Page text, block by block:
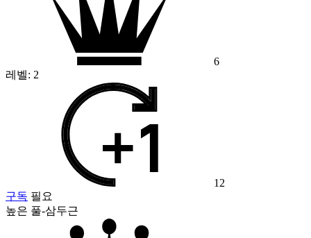
6
레벨: 2
12
구독 필요
높은 풀-삼두근